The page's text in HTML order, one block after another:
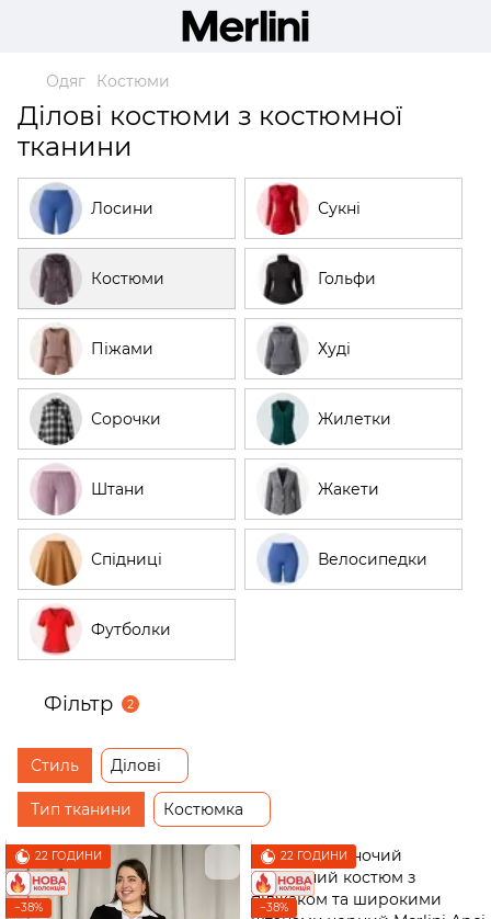
Одяг Костюми
Ділові костюми з костюмної
тканини
Лосини Сукні
Костюми Гольфи
Піжами Худі
Сорочки Жилетки
Штани Жакети
Спідниці Велосипедки
Футболки
Фільтр 2
Стиль Ділові
Тип тканини Костюмка
22 ГОДИНИ
−38%
22 ГОДИНИ
−38%